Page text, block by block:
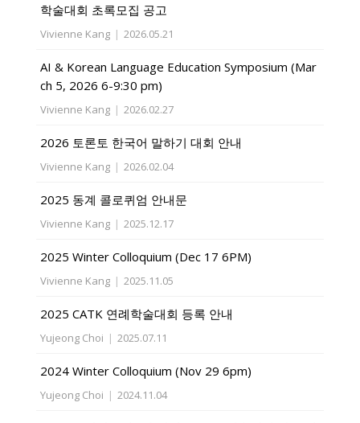
학술대회 초록모집 공고
Vivienne Kang | 2026.05.21
AI & Korean Language Education Symposium (Mar
ch 5, 2026 6-9:30 pm)
Vivienne Kang | 2026.02.27
2026 토론토 한국어 말하기 대회 안내
Vivienne Kang | 2026.02.04
2025 동계 콜로퀴엄 안내문
Vivienne Kang | 2025.12.17
2025 Winter Colloquium (Dec 17 6PM)
Vivienne Kang | 2025.11.05
2025 CATK 연례학술대회 등록 안내
Yujeong Choi | 2025.07.11
2024 Winter Colloquium (Nov 29 6pm)
Yujeong Choi | 2024.11.04